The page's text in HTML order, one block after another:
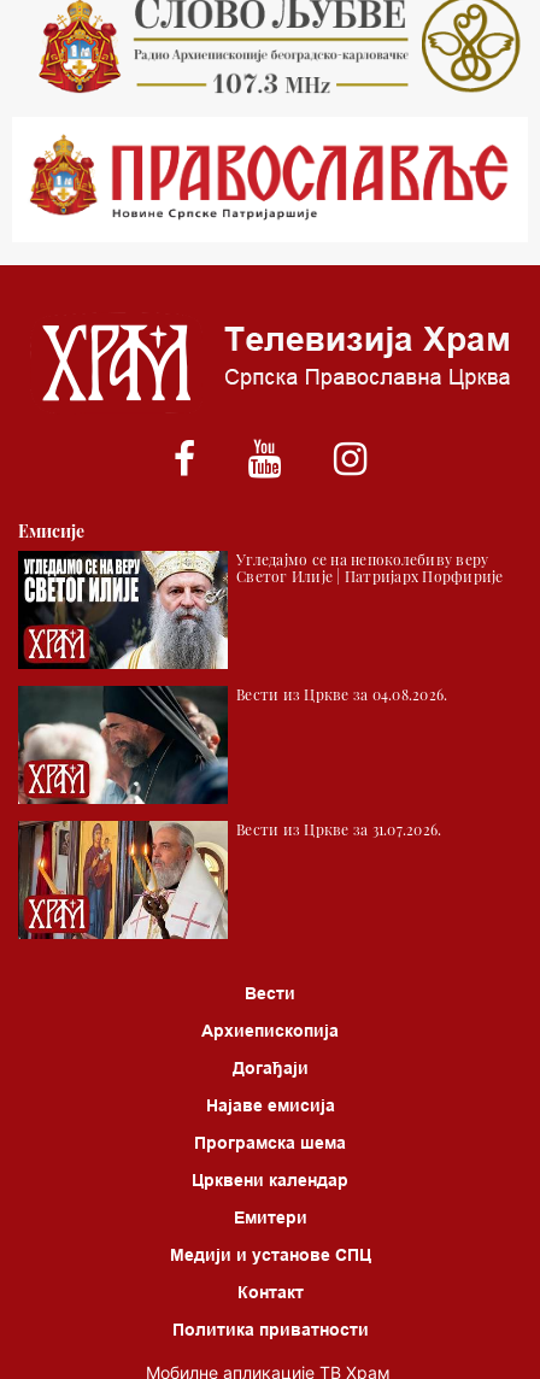
21.03 Врлинослов
22.03 Црквена предавања и трибине
23.00 Питања и одговори
00.03 Црквена предавања и трибине
01.03 Живе речи - подкаст
*најважније вести емитујемо на сваки пун сат
Емисије
Угледајмо се на непоколебиву веру
Светог Илије | Патријарх Порфирије
Вести из Цркве за 04.08.2026.
Вести из Цркве за 31.07.2026.
Вести
Архиепископија
Догађаји
Најаве емисија
Програмска шема
Црквени календар
Емитери
Медији и установе СПЦ
Контакт
Политика приватности
Мобилне апликације ТВ Храм